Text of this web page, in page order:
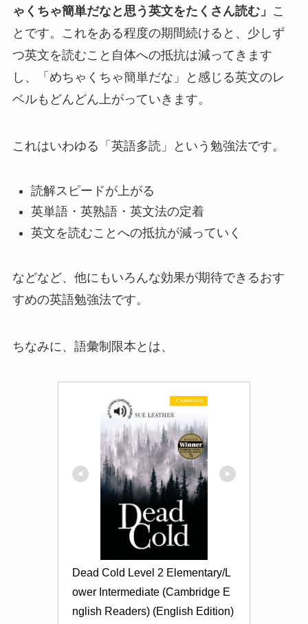
ゃくちゃ簡単だなと思う英文をたくさん読む」 こ
とです。これをある程度の期間続けると、少しず
つ英文を読むこと自体への抵抗は減ってきます
し、「めちゃくちゃ簡単だな」と感じる英文のレ
ベルもどんどん上がっていきます。
これはいわゆる「英語多読」という勉強法です。
読解スピードが上がる
英単語・英熟語・英文法の定着
英文を読むことへの抵抗が減っていく
などなど、他にもいろんな効果が期待できるおす
すめの英語勉強法です。
ちなみに、語彙制限本とは、
Dead Cold Level 2 Elementary/L
ower Intermediate (Cambridge E
nglish Readers) (English Edition)